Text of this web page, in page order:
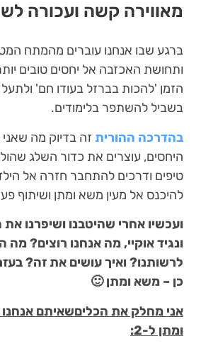
מאווירה קשה ועכורה
ברגע שבו אנחנו עוברים מהמתח
ותחושת האכזבה אל יחסים טובים
הזמן 'להכות בברזל בעודו חם'
בשביל להשתפר בלימודים.
בהדרכה ההורית זה בדיוק מה
היחסים, עוצרים את כדור השלג
טיפים ודרכים להתחבר חזרה אל
להיכנס אל מעין משא ומתן ושיתוף
ועכשיו אחרי שהיטבנו ושיפרנו את
ונגיד אוקיי, מה אנחנו רוצים? מה
לרשותנו? ואיך עושים את זה?
כן – משא ומתן 🙂
אני מחלק את הכליםשאיתם
ומתן ל-2: